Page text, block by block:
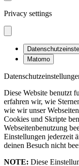
Privacy settings
Matomo
Diese Website benutzt
erfahren wir, wie
wie wir unser
Cookies und Skripte
Webseitenbenutzung
Einstellungen jederzeit
deinen Besuch nicht
NOTE: Diese